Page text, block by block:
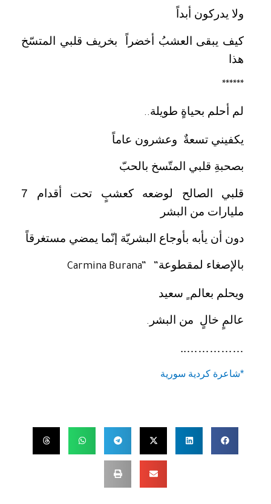
ولا يدركون أبداً
كيف يبقى العشبُ أخضراً بخريف قلبي المتسّخ
هذا
******
لم أحلم بحياةٍ طويلة..
يكفيني تسعةٌ وعشرون عاماً
بصحبةِ قلبي المتّسخ بالحبّ
قلبي الصالح لوضعه كعشبٍ تحت أقدام 7
مليارات من البشر
دون أن يأبه بأوجاع البشريّة إنّما يمضي مستغرقاً
بالإصغاء لمقطوعةCarmina Burana” ”
ويحلم بعالم ٍ سعيد
عالمٍ خالٍ من البشر .
……………..
*شاعرة كردية سورية